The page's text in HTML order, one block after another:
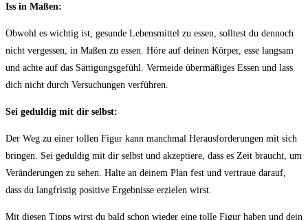
Iss in Maßen:
Obwohl es wichtig ist, gesunde Lebensmittel zu ⁣essen,⁣ solltest du dennoch
nicht vergessen, in‍ Maßen zu essen. Höre auf deinen Körper,⁣ esse langsam
und achte ‌auf das Sättigungsgefühl. Vermeide übermäßiges Essen‍ und lass
dich nicht durch‌ Versuchungen verführen.
Sei geduldig mit dir selbst:
Der Weg zu einer tollen ‍Figur kann manchmal Herausforderungen mit sich
bringen. Sei geduldig mit⁢ dir selbst und akzeptiere, dass es Zeit braucht,​ um
Veränderungen‍ zu sehen. Halte an deinem Plan⁢ fest und vertraue darauf,
dass du langfristig positive⁣ Ergebnisse erzielen wirst.
Mit diesen Tipps wirst du bald schon wieder eine tolle Figur haben und ​dein